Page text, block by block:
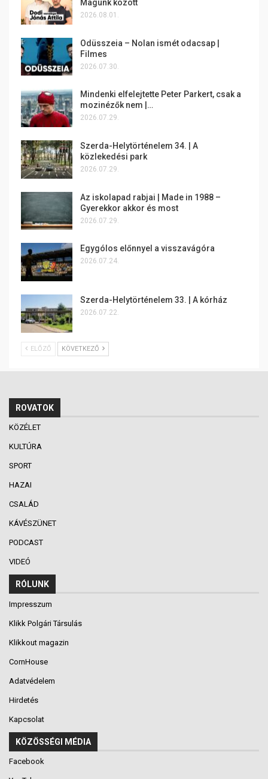
Magunk között
2026.08.01.
Odüsszeia – Nolan ismét odacsap |
Filmes
2026.07.30.
Mindenki elfelejtette Peter Parkert, csak a
mozinézők nem |…
2026.07.29.
Szerda-Helytörténelem 34. | A
közlekedési park
2026.07.29.
Az iskolapad rabjai | Made in 1988 –
Gyerekkor akkor és most
2026.07.29.
Egygólos előnnyel a visszavágóra
2026.07.24.
Szerda-Helytörténelem 33. | A kórház
2026.07.22.
ELŐZŐ KÖVETKEZŐ
ROVATOK
KÖZÉLET
KULTÚRA
SPORT
HAZAI
CSALÁD
KÁVÉSZÜNET
PODCAST
VIDEÓ
RÓLUNK
Impresszum
Klikk Polgári Társulás
Klikkout magazin
CornHouse
Adatvédelem
Hirdetés
Kapcsolat
KÖZÖSSÉGI MÉDIA
Facebook